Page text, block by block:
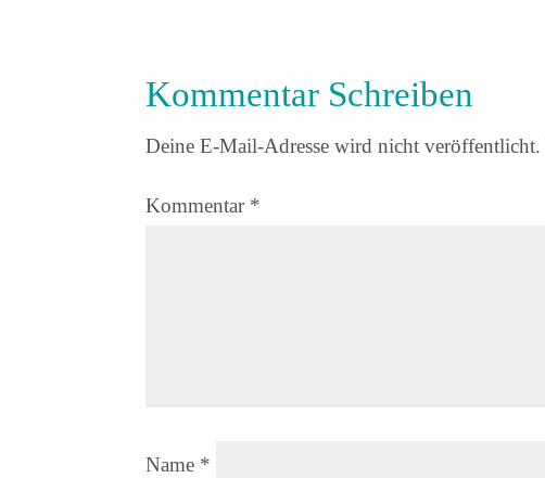
Kommentar Schreiben
Deine E-Mail-Adresse wird nicht veröffentlicht.
Kommentar *
Name *